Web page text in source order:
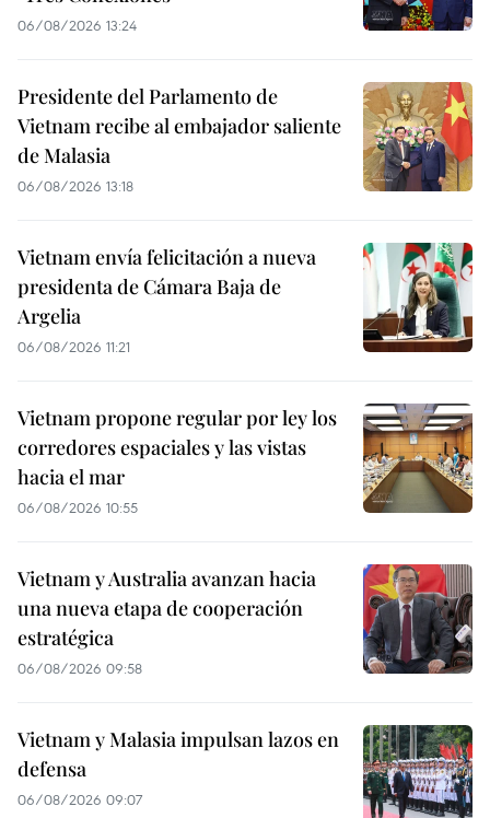
06/08/2026 13:24
Presidente del Parlamento de
Vietnam recibe al embajador saliente
de Malasia
06/08/2026 13:18
Vietnam envía felicitación a nueva
presidenta de Cámara Baja de
Argelia
06/08/2026 11:21
Vietnam propone regular por ley los
corredores espaciales y las vistas
hacia el mar
06/08/2026 10:55
Vietnam y Australia avanzan hacia
una nueva etapa de cooperación
estratégica
06/08/2026 09:58
Vietnam y Malasia impulsan lazos en
defensa
06/08/2026 09:07